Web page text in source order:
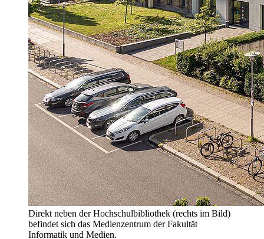
Direkt neben der Hochschulbibliothek (rechts im Bild)
befindet sich das Medienzentrum der Fakultät
Informatik und Medien.